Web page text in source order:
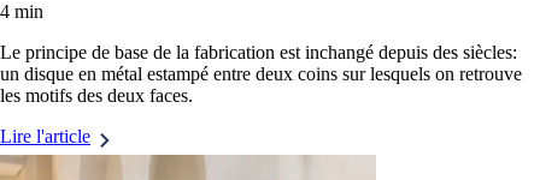
4 min
Le principe de base de la fabrication est inchangé depuis des siècles:
un disque en métal estampé entre deux coins sur lesquels on retrouve
les motifs des deux faces.
Lire l'article